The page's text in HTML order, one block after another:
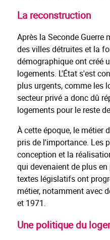
La reconstruction
Après la Seconde Guerre
des villes détruites et la
démographique ont créé
logements. L'État s'est
plus urgents, comme les
secteur privé a donc dû
logements pour le reste
À cette époque, le métier
pris de l'importance. Les
conception et la
qui devenaient de plus
textes législatifs ont
métier, notamment avec
et 1971.
Une politique du